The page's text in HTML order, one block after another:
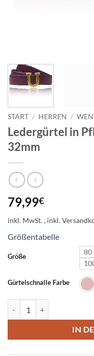
START / HERREN /
Ledergürtel in
32mm
79,99€
inkl. MwSt.
Größentabelle
Größe 80
Gürtelschnalle Farbe
IN